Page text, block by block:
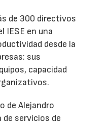
de 300 directivos
IESE en una
desde la
sus
capacidad
de Alejandro
de servicios de